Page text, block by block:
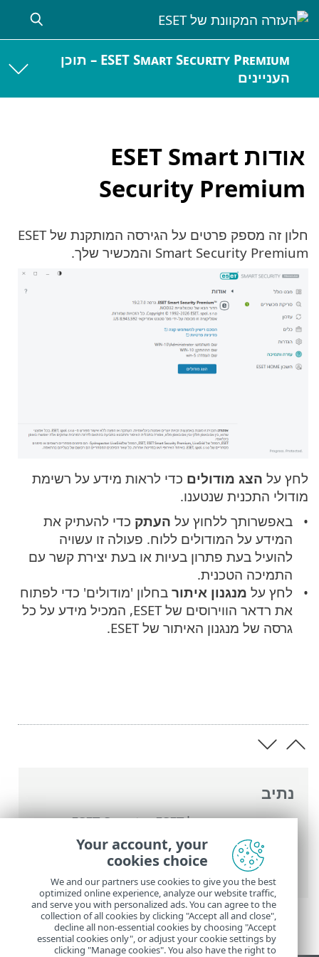
ESET Smart Security Premium – תוכן
העניינים
אודות ESET Smart
Security Premium
נתיב
העזרה המקוונת של ESET >
ESET Smart
Security Premium
>
עבודה עם ESET Smart
Security Premium
>עזרה ותמיכה
ESET Smart Security Premium
חלון זה מספק פרטים על הגירסה המותקנת של ESET
Smart Security Premium והמכשיר שלך.
לחץ על הצג מודולים כדי לראות מידע על רשימת
מודולי התכנית שנטענו.
באפשרותך ללחוץ על העתק כדי להעתיק את
המידע על המודולים ללוח. פעולה זו עשויה
להועיל בעת פתרון בעיות או בעת יצירת קשר עם
התמיכה הטכנית.
לחץ על מנגנון איתור בחלון 'מודולים' כדי לפתוח
את רדאר הווירוסים של ESET, המכיל מידע על כל
גרסה של מנגנון האיתור של ESET.
Your account, your
cookies choice
We and our partners use cookies to give you the best
optimized online experience, analyze our website traffic,
and serve you with personalized ads. You can agree to the
collection of all cookies by clicking "Accept all and close",
decline all non-essential cookies by choosing "Accept
essential cookies only", or adjust your cookie settings by
clicking "Manage cookies". You also have the right to